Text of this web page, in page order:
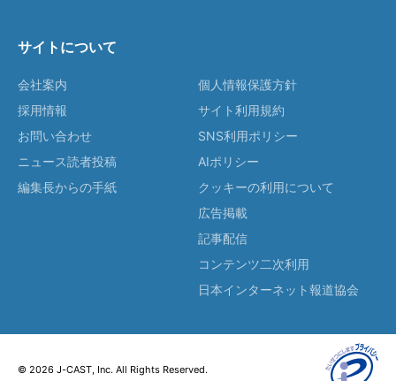
サイトについて
会社案内
採用情報
お問い合わせ
ニュース読者投稿
編集長からの手紙
個人情報保護方針
サイト利用規約
SNS利用ポリシー
AIポリシー
クッキーの利用について
広告掲載
記事配信
コンテンツ二次利用
日本インターネット報道協会
© 2026 J-CAST, Inc. All Rights Reserved.